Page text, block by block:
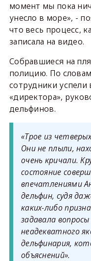
момент мы пока
унесло в море», -
что весь процесс,
записала на видео.
Собравшиеся на
полицию. По
сотрудники успели
«директора»,
дельфинов.
«Трое из
Они не плыли,
очень кричали.
состояние
впечатлениями
дельфин, судя
каких-либо
задавала
неадекватного
дельфинария,
объяснений».